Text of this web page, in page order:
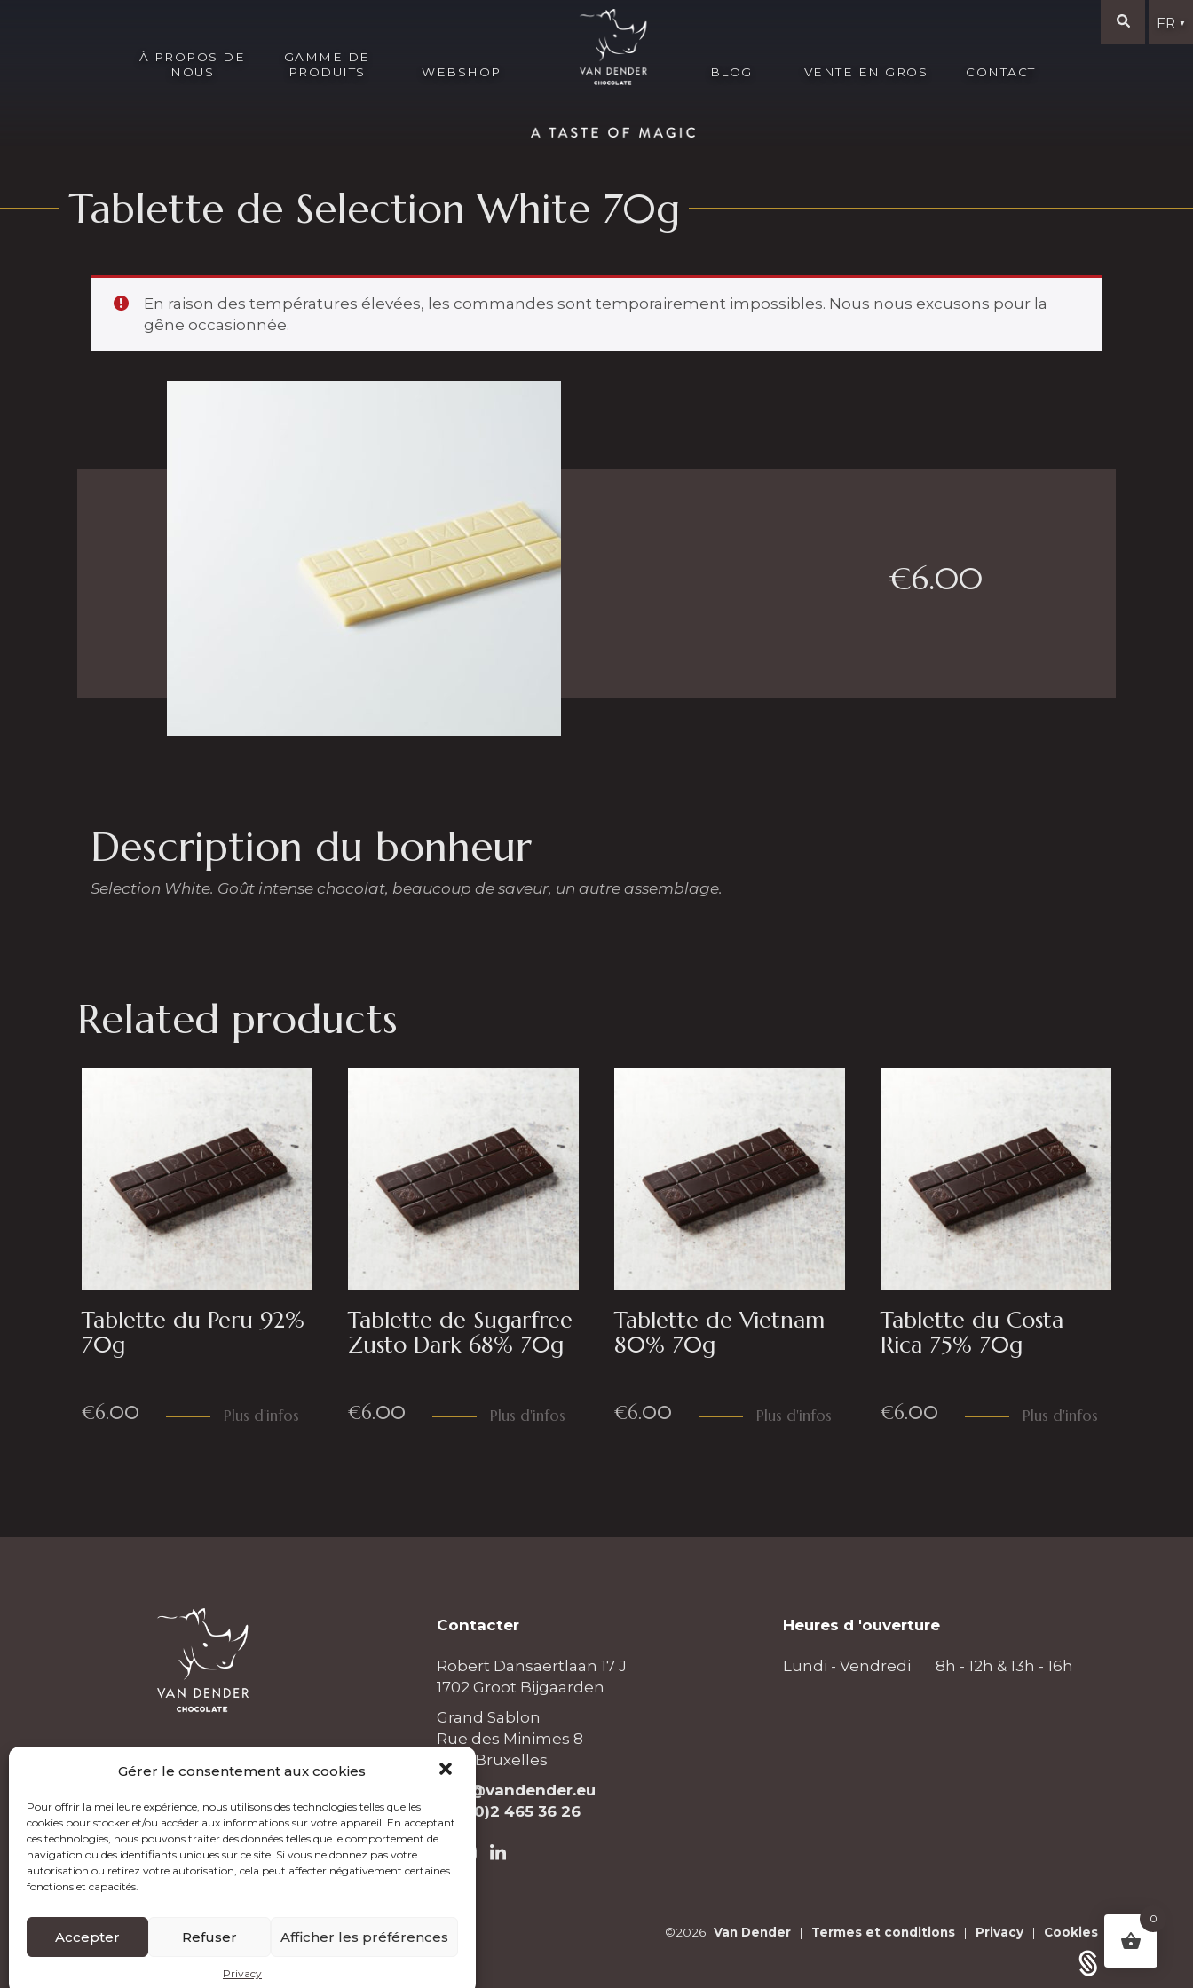
Gérer le consentement aux cookies
Pour offrir la meilleure expérience, nous utilisons des technologies telles que les
cookies pour stocker et/ou accéder aux informations sur votre appareil. En acceptant
ces technologies, nous pouvons traiter des données telles que le comportement de
navigation ou des identifiants uniques sur ce site. Si vous ne donnez pas votre
autorisation ou retirez votre autorisation, cela peut affecter négativement certaines
fonctions et capacités.
Accepter Refuser Afficher les préférences
Privacy
À PROPOS DE
NOUS
GAMME DE
PRODUITS
WEBSHOP BLOG VENTE EN GROS CONTACT
FR ▼
Tablette de Selection White 70g
En raison des températures élevées, les commandes sont temporairement impossibles. Nous nous excusons pour la
gêne occasionnée.
€6.00
Description du bonheur
Selection White. Goût intense chocolat, beaucoup de saveur, un autre assemblage.
Related products
Tablette du Peru 92%
70g
€6.00 Plus d'infos
Tablette de Sugarfree
Zusto Dark 68% 70g
€6.00 Plus d'infos
Tablette de Vietnam
80% 70g
€6.00 Plus d'infos
Tablette du Costa
Rica 75% 70g
€6.00 Plus d'infos
Contacter
Robert Dansaertlaan 17 J
1702 Groot Bijgaarden
Grand Sablon
Rue des Minimes 8
1000 Bruxelles
info@vandender.eu
+32 (0)2 465 36 26
Heures d 'ouverture
Lundi - Vendredi 8h - 12h & 13h - 16h
©2026 Van Dender | Termes et conditions | Privacy | Cookies
0